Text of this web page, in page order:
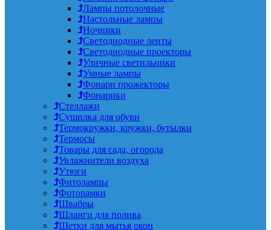
Лампы потолочные
Настольные лампы
Ночники
Светодиодные ленты
Светодиодные проекторы
Уличные светильники
Умные лампы
Фонари прожекторы
Фонарики
Стеллажи
Сушилка для обуви
Термокружки, кружки, бутылки
Термосы
Товары для сада, огорода
Увлажнители воздуха
Утюги
Фитолампы
Фоторамки
Швабры
Шланги для полива
Щетки для мытья окон